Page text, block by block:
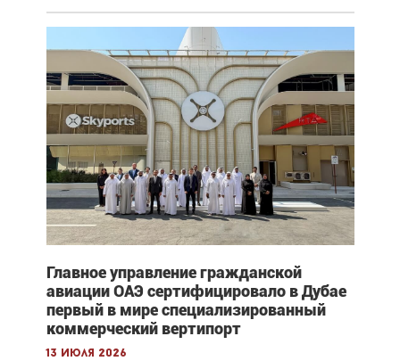
Главное управление гражданской
авиации ОАЭ сертифицировало в Дубае
первый в мире специализированный
коммерческий вертипорт
13 июля 2026